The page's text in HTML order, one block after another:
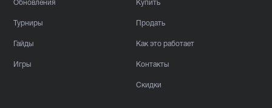
Обновления
Турниры
Гайды
Игры
Купить
Продать
Как это работает
Контакты
Скидки